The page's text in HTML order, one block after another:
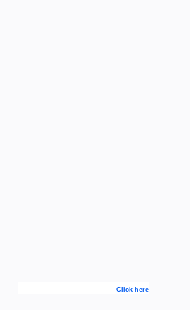
Click here